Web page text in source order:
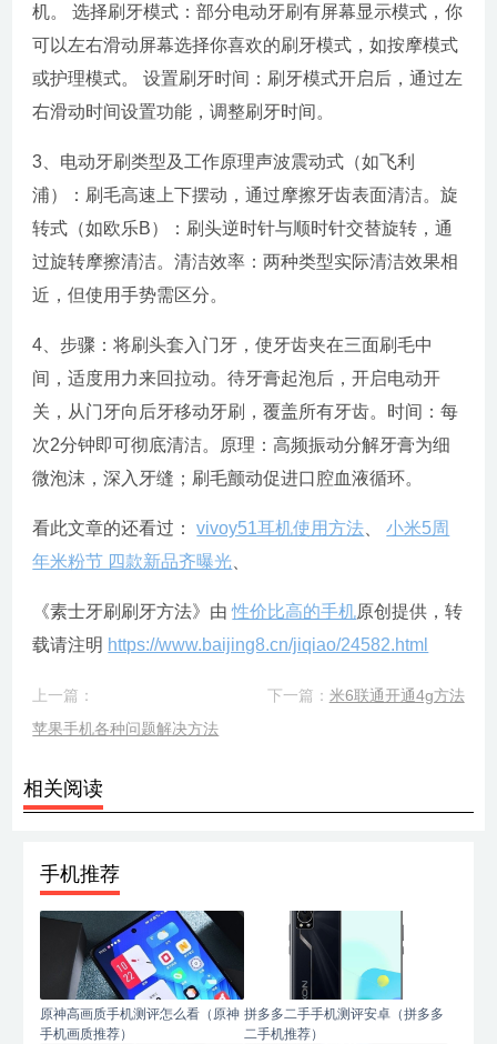
机。 选择刷牙模式：部分电动牙刷有屏幕显示模式，你
可以左右滑动屏幕选择你喜欢的刷牙模式，如按摩模式
或护理模式。 设置刷牙时间：刷牙模式开启后，通过左
右滑动时间设置功能，调整刷牙时间。
3、电动牙刷类型及工作原理声波震动式（如飞利
浦）：刷毛高速上下摆动，通过摩擦牙齿表面清洁。旋
转式（如欧乐B）：刷头逆时针与顺时针交替旋转，通
过旋转摩擦清洁。清洁效率：两种类型实际清洁效果相
近，但使用手势需区分。
4、步骤：将刷头套入门牙，使牙齿夹在三面刷毛中
间，适度用力来回拉动。待牙膏起泡后，开启电动开
关，从门牙向后牙移动牙刷，覆盖所有牙齿。时间：每
次2分钟即可彻底清洁。原理：高频振动分解牙膏为细
微泡沫，深入牙缝；刷毛颤动促进口腔血液循环。
看此文章的还看过：vivoy51耳机使用方法 、小米5周
年米粉节 四款新品齐曝光
《素士牙刷刷牙方法》由性价比高的手机原创提供，转
载请注明 https://www.baijing8.cn/jiqiao/24582.html
上一篇：
苹果手机各种问题解决方法
下一篇： 米6联通开通4g方法
相关阅读
手机推荐
原神高画质手机测评怎么看（原神
手机画质推荐）
拼多多二手手机测评安卓（拼多多
二手机推荐）